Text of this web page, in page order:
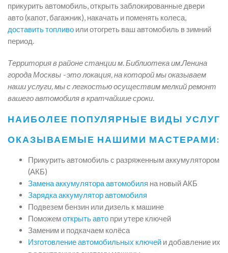
прикурить автомобиль, открыть заблокированные двери
авто (капот, багажник), накачать и поменять колеса,
доставить топливо или отогреть ваш автомобиль в зимний
период.
Территория в районе станции м. Библиотека им.Ленина
города Москвы - это локация, на которой мы оказываем
наши услуги, мы с легкостью осуществим мелкий ремонт
вашего автомобиля в кратчайшие сроки.
НАИБОЛЕЕ ПОПУЛЯРНЫЕ ВИДЫ УСЛУГ
ОКАЗЫВАЕМЫЕ НАШИМИ МАСТЕРАМИ:
Прикурить автомобиль с разряженным аккумулятором
(АКБ)
Замена аккумулятора автомобиля на новый АКБ
Зарядка аккумулятор автомобиля
Подвезем бензин или дизель к машине
Поможемоткрыть авто при утере ключей
Заменим и подкачаем колёса
Изготовление автомобильных ключей и добавление их